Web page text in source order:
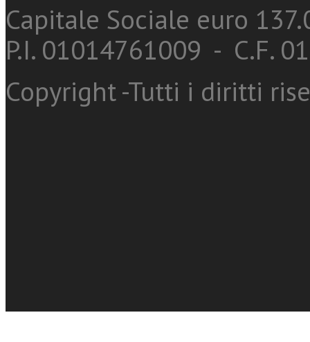
Capitale Sociale euro
P.I. 01014761009 - C.F.
Copyright -Tutti i diritti